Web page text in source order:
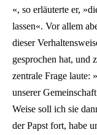
«, so erläuterte er,
lassen«. Vor allem
dieser
gesprochen hat, und
zentrale Frage laute:
unserer
Weise soll ich sie
der Papst fort, habe